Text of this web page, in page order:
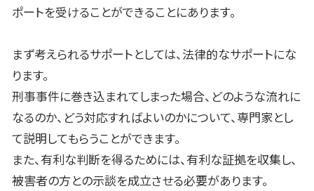
ポートを受けることができることにあります。
まず考えられるサポートとしては、法律的なサポートにな
ります。
刑事事件に巻き込まれてしまった場合、どのような流れに
なるのか、どう対応すればよいのかについて、専門家とし
て説明してもらうことができます。
また、有利な判断を得るためには、有利な証拠を収集し、
被害者の方との示談を成立させる必要があります。